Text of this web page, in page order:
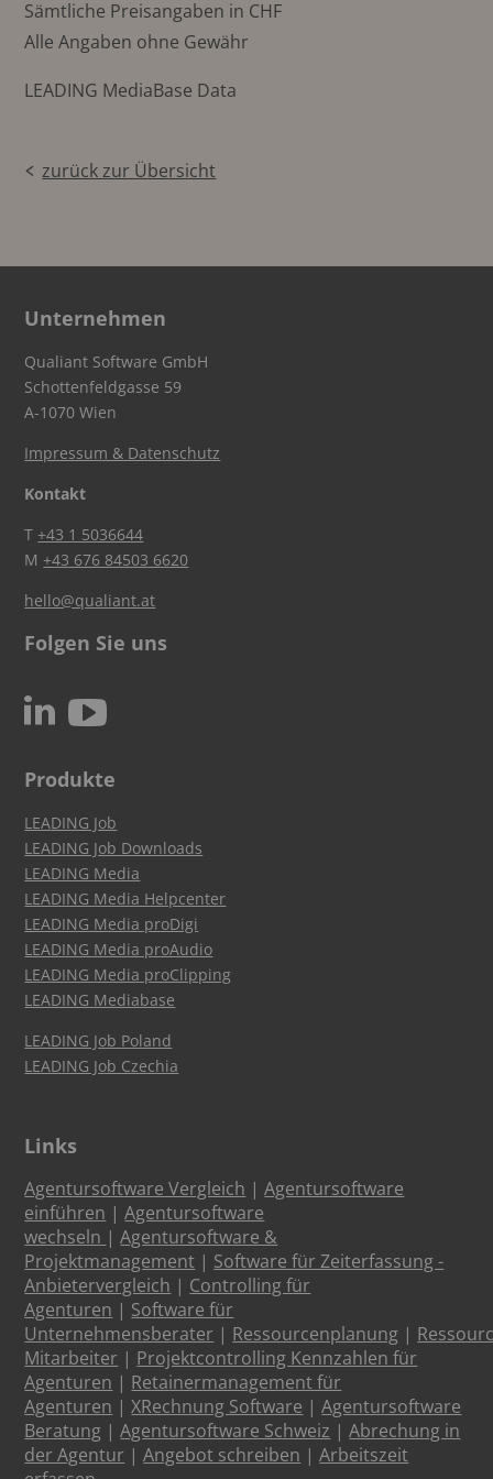
Sämtliche Preisangaben in CHF
Alle Angaben ohne Gewähr
LEADING MediaBase Data
zurück zur Übersicht
Unternehmen
Qualiant Software GmbH
Schottenfeldgasse 59
A-1070 Wien
Impressum & Datenschutz
Kontakt
T+43 1 5036644
M+43 676 84503 6620
hello@qualiant.at
Folgen Sie uns
N c
Produkte
LEADING Job
LEADING Job Downloads
LEADING Media
LEADING Media Helpcenter
LEADING Media proDigi
LEADING Media proAudio
LEADING Media proClipping
LEADING Mediabase
LEADING Job Poland
LEADING Job Czechia
Links
Agentursoftware Vergleich |Agentursoftware
einführen |Agentursoftware
wechseln |Agentursoftware &
Projektmanagement | Software für Zeiterfassung -
Anbietervergleich | Controlling für
Agenturen | Software für
Unternehmensberater | Ressourcenplanung |
Mitarbeiter | Projektcontrolling Kennzahlen für
Agenturen | Retainermanagement für
Agenturen |XRechnung Software |Agentursoftware
Beratung |Agentursoftware Schweiz |Abrechung in
der Agentur |Angebot schreiben |Arbeitszeit